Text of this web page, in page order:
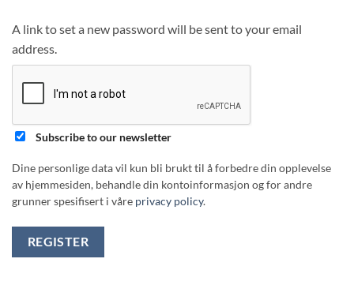
A link to set a new password will be sent to your email
address.
Subscribe to our newsletter
Dine personlige data vil kun bli brukt til å forbedre din opplevelse
av hjemmesiden, behandle din kontoinformasjon og for andre
grunner spesifisert i våre privacy policy.
REGISTER